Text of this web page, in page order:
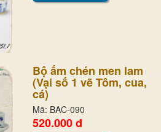
Bộ ấm chén men lam
(Vại số 1 vẽ Tôm, cua,
cá)
Mã: BAC-090
520.000 đ